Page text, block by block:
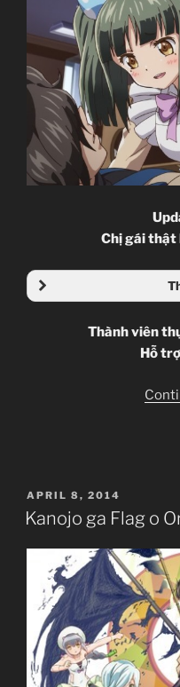
Chị gái thật
Thành viên
Hỗ
POSTED
ON
APRIL 8, 2014
Kanojo ga Flag o